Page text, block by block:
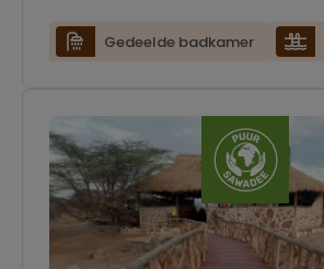
Gedeelde badkamer